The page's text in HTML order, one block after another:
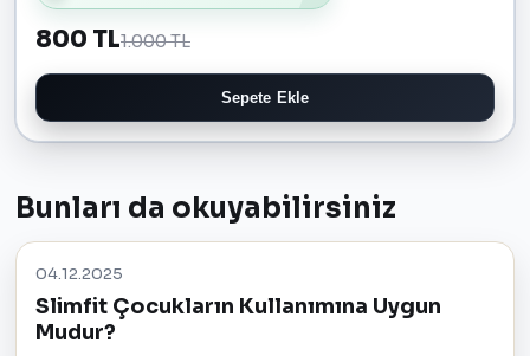
800 TL1.000 TL
Sepete Ekle
Bunları da okuyabilirsiniz
04.12.2025
Slimfit Çocukların Kullanımına Uygun
Mudur?